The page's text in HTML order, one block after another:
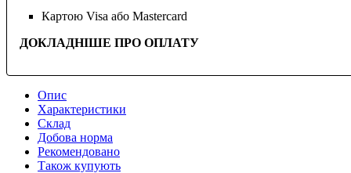
Картою Visa або Mastercard
ДОКЛАДНІШЕ ПРО ОПЛАТУ
Опис
Характеристики
Склад
Добова норма
Рекомендовано
Також купують